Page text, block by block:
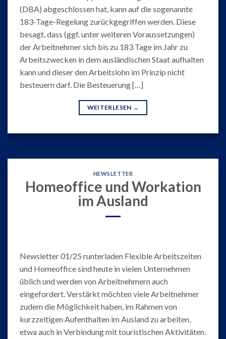
(DBA) abgeschlossen hat, kann auf die sogenannte
183-Tage-Regelung zurückgegriffen werden. Diese
besagt, dass (ggf. unter weiteren Voraussetzungen)
der Arbeitnehmer sich bis zu 183 Tage im Jahr zu
Arbeitszwecken in dem ausländischen Staat aufhalten
kann und dieser den Arbeitslohn im Prinzip nicht
besteuern darf. Die Besteuerung […]
WEITERLESEN →
NEWSLETTER
Homeoffice und Workation
im Ausland
Newsletter 01/25 runterladen Flexible Arbeitszeiten
und Homeoffice sind heute in vielen Unternehmen
üblich und werden von Arbeitnehmern auch
eingefordert. Verstärkt möchten viele Arbeitnehmer
zudem die Möglichkeit haben, im Rahmen von
kurzzeitigen Aufenthalten im Ausland zu arbeiten,
etwa auch in Verbindung mit touristischen Aktivitäten.